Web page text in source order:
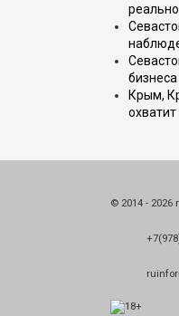
бизнеса
Крым,
© 2014 - 2026